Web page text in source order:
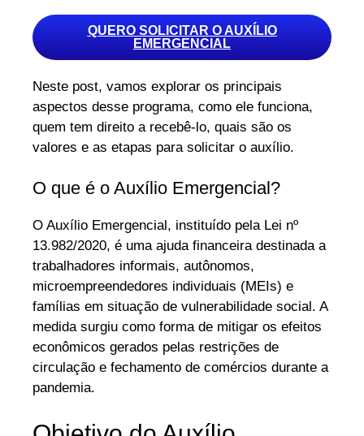
QUERO SOLICITAR O AUXÍLIO
EMERGENCIAL
Neste post, vamos explorar os principais
aspectos desse programa, como ele funciona,
quem tem direito a recebê-lo, quais são os
valores e as etapas para solicitar o auxílio.
O que é o Auxílio Emergencial?
O Auxílio Emergencial, instituído pela Lei nº
13.982/2020, é uma ajuda financeira destinada a
trabalhadores informais, autônomos,
microempreendedores individuais (MEIs) e
famílias em situação de vulnerabilidade social. A
medida surgiu como forma de mitigar os efeitos
econômicos gerados pelas restrições de
circulação e fechamento de comércios durante a
pandemia.